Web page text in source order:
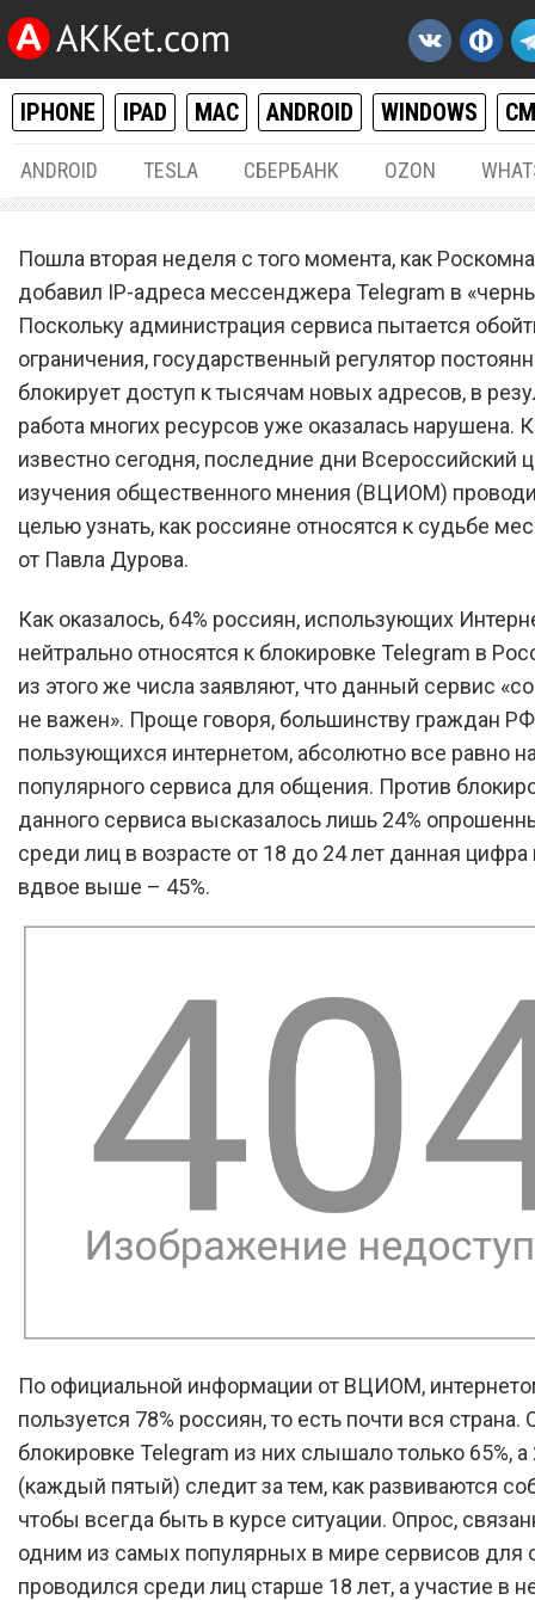
IPHONE IPAD MAC ANDROID WINDOWS
ANDROID TESLA СБЕРБАНК OZON
Большинству россиян все
на судьбу Telegram
Пошла вторая неделя с того момента, как
добавил IP-адреса мессенджера Telegram в
Поскольку администрация сервиса пытается
ограничения, государственный регулятор
блокирует доступ к тысячам новых адресов, в
работа многих ресурсов уже оказалась нарушена.
известно сегодня, последние дни Всероссийский
изучения общественного мнения (ВЦИОМ)
целью узнать, как россияне относятся к судьбе
от Павла Дурова.
Как оказалось, 64% россиян, использующих
нейтрально относятся к блокировке Telegram в
из этого же числа заявляют, что данный сервис
не важен». Проще говоря, большинству граждан
пользующихся интернетом, абсолютно все равно
популярного сервиса для общения. Против
данного сервиса высказалось лишь 24%
среди лиц в возрасте от 18 до 24 лет данная цифра
вдвое выше – 45%.
По официальной информации от ВЦИОМ,
пользуется 78% россиян, то есть почти вся страна.
блокировке Telegram из них слышало только 65%, а
(каждый пятый) следит за тем, как развиваются
чтобы всегда быть в курсе ситуации. Опрос,
одним из самых популярных в мире сервисов для
проводился среди лиц старше 18 лет, а участие в